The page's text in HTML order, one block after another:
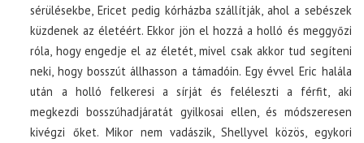
sérülésekbe, Ericet pedig kórházba szállítják, ahol a sebészek
küzdenek az életéért. Ekkor jön el hozzá a holló és meggyőzi
róla, hogy engedje el az életét, mivel csak akkor tud segíteni
neki, hogy bosszút állhasson a támadóin. Egy évvel Eric halála
után a holló felkeresi a sírját és feléleszti a férfit, aki
megkezdi bosszúhadjáratát gyilkosai ellen, és módszeresen
kivégzi őket. Mikor nem vadászik, Shellyvel közös, egykori